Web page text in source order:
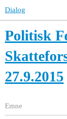
Dialog
Politisk
27.9.2015
Emne